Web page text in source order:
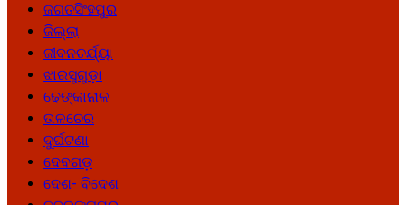
ଜଗତସିଂହପୁର
ଜିଲ୍ଲା
ଜୀବନଚର୍ଯ୍ୟା
ଝାରସୁଗୁଡ଼ା
ଢେଙ୍କାନାଳ
ତାଳଚେର
ଦୁର୍ଘଟଣା
ଦେବଗଡ଼
ଦେଶ- ବିଦେଶ